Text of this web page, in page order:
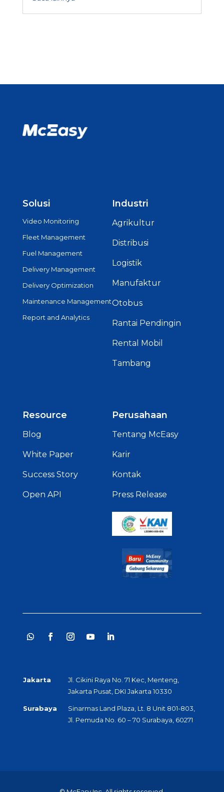
Solusi
Video Monitoring
Fleet Management
Fuel Management
Delivery Management
Delivery Optimization
Maintenance Management
Report and Analytics
Industri
Agrikultur
Distribusi
Logistik
Manufaktur
Otobus
Rantai Pendingin
Rental Mobil
Tambang
Resource
Blog
White Paper
Success Story
Open API
Perusahaan
Tentang McEasy
Karir
Kontak
Press Release
Jakarta
Jl. Cikini Raya No. 71 Kec, Menteng,
Jakarta Pusat, DKI Jakarta 10330
Surabaya
Sinarmas Land Plaza, Lt. 8 Unit 801-803,
Jl. Pemuda No. 60 – 70 Surabaya, 60271